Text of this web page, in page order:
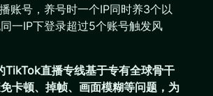
账号，养号时一个IP同时养3个以
一IP下登录超过5个账号触发风
TikTok直播专线基于专有全球骨干
卡顿、掉帧、画面模糊等问题，为